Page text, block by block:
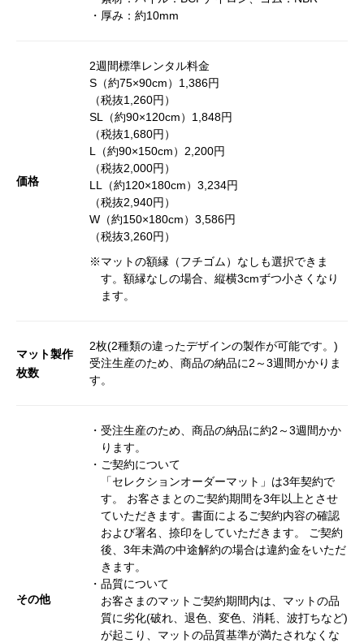
・厚み：約10mm
価格
2週間標準レンタル料金
S（約75×90cm）1,386円
（税抜1,260円）
SL（約90×120cm）1,848円
（税抜1,680円）
L（約90×150cm）2,200円
（税抜2,000円）
LL（約120×180cm）3,234円
（税抜2,940円）
W（約150×180cm）3,586円
（税抜3,260円）
※マットの額縁（フチゴム）なしも選択できま
す。額縁なしの場合、縦横3cmずつ小さくなり
ます。
マット製作
枚数
2枚(2種類の違ったデザインの製作が可能です。)
受注生産のため、商品の納品に2～3週間かかりま
す。
その他
・受注生産のため、商品の納品に約2～3週間かか
ります。
・ご契約について
「セレクションオーダーマット」は3年契約で
す。 お客さまとのご契約期間を3年以上とさせ
ていただきます。書面によるご契約内容の確認
および署名、捺印をしていただきます。 ご契約
後、3年未満の中途解約の場合は違約金をいただ
きます。
・品質について
お客さまのマットご契約期間内は、マットの品
質に劣化(破れ、退色、変色、消耗、波打ちなど)
が起こり、マットの品質基準が満たされなくな